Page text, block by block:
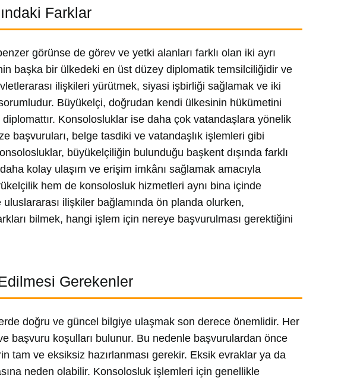
Farklar
görünse de görev ve yetki alanları farklı olan iki ayrı
başka bir ülkedeki en üst düzey diplomatik temsilciliğidir ve
ilişkileri yürütmek, siyasi işbirliği sağlamak ve iki
Büyükelçi, doğrudan kendi ülkesinin hükümetini
Konsolosluklar ise daha çok vatandaşlara yönelik
başvuruları, belge tasdiki ve vatandaşlık işlemleri gibi
büyükelçiliğin bulunduğu başkent dışında farklı
kolay ulaşım ve erişim imkânı sağlamak amacıyla
hem de konsolosluk hizmetleri aynı bina içinde
ilişkiler bağlamında ön planda olurken,
bilmek, hangi işlem için nereye başvurulması gerektiğini
Gerekenler
doğru ve güncel bilgiye ulaşmak son derece önemlidir. Her
başvuru koşulları bulunur. Bu nedenle başvurulardan önce
tam ve eksiksiz hazırlanması gerekir. Eksik evraklar ya da
neden olabilir. Konsolosluk işlemleri için genellikle